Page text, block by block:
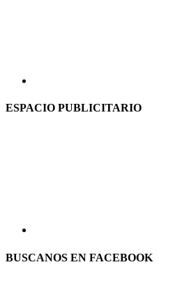
ESPACIO PUBLICITARIO
BUSCANOS EN FACEBOOK